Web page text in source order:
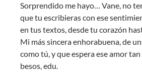
Sorprendido me hayo… Vane, no
que tu escribieras con ese
en tus textos, desde tu corazón
Mi más sincera enhorabuena, de
como tú, y que espera ese amor
besos, edu.